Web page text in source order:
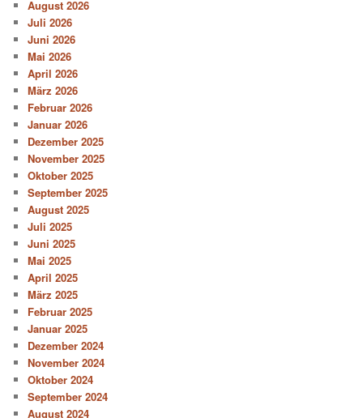
August 2026
Juli 2026
Juni 2026
Mai 2026
April 2026
März 2026
Februar 2026
Januar 2026
Dezember 2025
November 2025
Oktober 2025
September 2025
August 2025
Juli 2025
Juni 2025
Mai 2025
April 2025
März 2025
Februar 2025
Januar 2025
Dezember 2024
November 2024
Oktober 2024
September 2024
August 2024